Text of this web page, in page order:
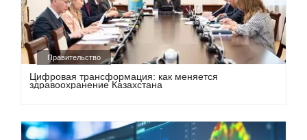
Правительство
Цифровая трансформация: как меняется
здравоохранение Казахстана